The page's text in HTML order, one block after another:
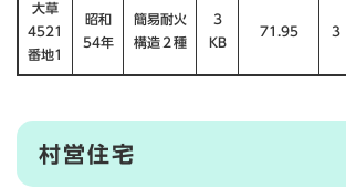
大草
4521
番地1
昭和
54年
簡易耐火
構造２種
３
KB
71.95 ３
村営住宅